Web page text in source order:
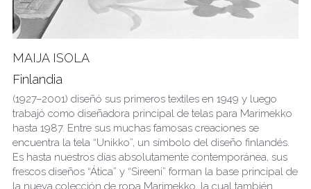
MAIJA ISOLA
Finlandia
(1927–2001) diseñó sus primeros textiles en 1949 y luego
trabajó como diseñadora principal de telas para Marimekko
hasta 1987. Entre sus muchas famosas creaciones se
encuentra la tela “Unikko”, un símbolo del diseño finlandés.
Es hasta nuestros días absolutamente contemporánea, sus
frescos diseños “Ática” y “Sireeni” forman la base principal de
la nueva colección de ropa Marimekko, la cual también